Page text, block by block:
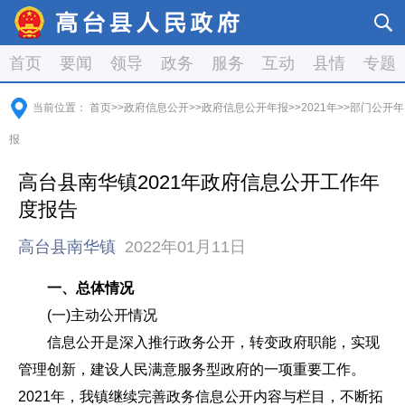
首页 要闻 领导 政务 服务 互动 县情 专题
当前位置： 首页>>政府信息公开>>政府信息公开年报>>2021年>>部门公开年
报
高台县南华镇2021年政府信息公开工作年
度报告
高台县南华镇 2022年01月11日
一、总体情况
(一)主动公开情况
信息公开是深入推行政务公开，转变政府职能，实现
管理创新，建设人民满意服务型政府的一项重要工作。
2021年，我镇继续完善政务信息公开内容与栏目，不断拓